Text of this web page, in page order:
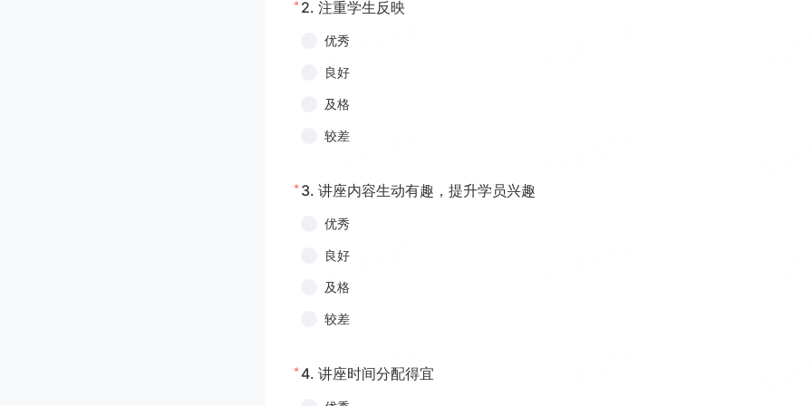
* 2. 注重学生反映
优秀
良好
及格
较差
* 3. 讲座内容生动有趣，提升学员兴趣
优秀
良好
及格
较差
* 4. 讲座时间分配得宜